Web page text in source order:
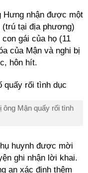
Hưng nhận được một
tại địa phương)
gái của họ (11
của Mận và nghi bị
hôn hít.
ông Mận quấy rối tình
huynh được mời
ghi nhận lời khai.
an xác định thêm